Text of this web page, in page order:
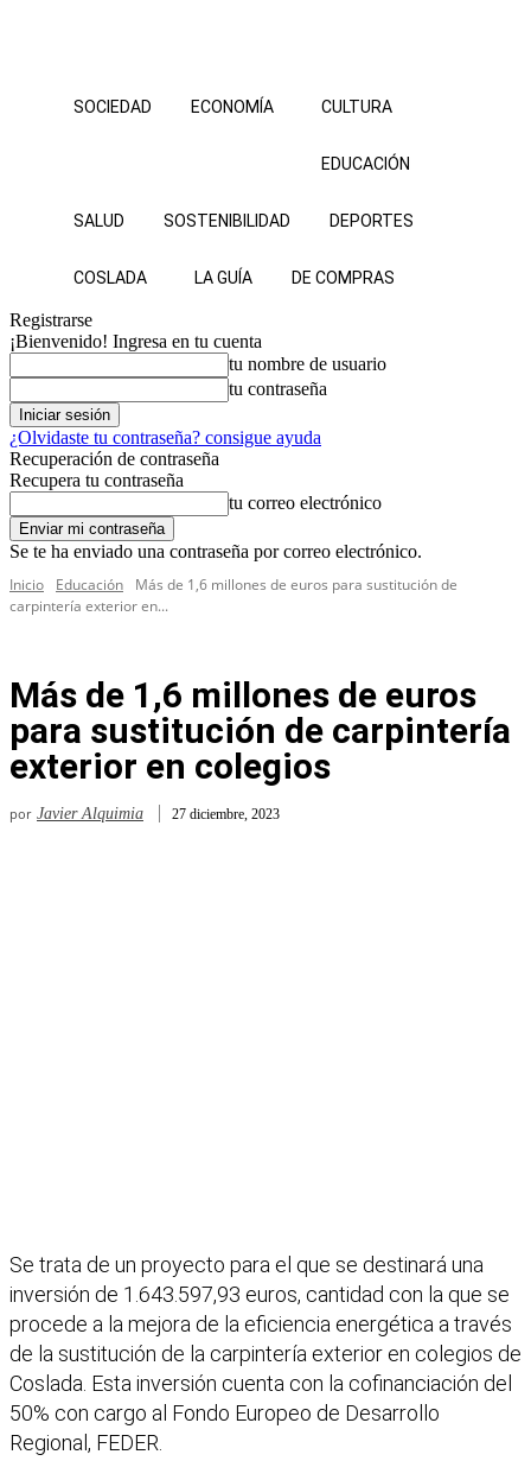
SOCIEDAD ECONOMÍA CULTURA
EDUCACIÓN
SALUD SOSTENIBILIDAD DEPORTES
COSLADA LA GUÍA DE COMPRAS
Registrarse
¡Bienvenido! Ingresa en tu cuenta
tu nombre de usuario
tu contraseña
¿Olvidaste tu contraseña? consigue ayuda
Recuperación de contraseña
Recupera tu contraseña
tu correo electrónico
Se te ha enviado una contraseña por correo electrónico.
Inicio
Educación
Más de 1,6 millones de euros para sustitución de
carpintería exterior en...
Más de 1,6 millones de euros
para sustitución de carpintería
exterior en colegios
por Javier Alquimia 27 diciembre, 2023
Se trata de un proyecto para el que se destinará una
inversión de 1.643.597,93 euros, cantidad con la que se
procede a la mejora de la eficiencia energética a través
de la sustitución de la carpintería exterior en colegios de
Coslada. Esta inversión cuenta con la cofinanciación del
50% con cargo al Fondo Europeo de Desarrollo
Regional, FEDER.